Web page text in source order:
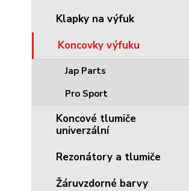
Klapky na výfuk
Koncovky výfuku
Jap Parts
Pro Sport
Koncové tlumiče
univerzální
Rezonátory a tlumiče
Žáruvzdorné barvy